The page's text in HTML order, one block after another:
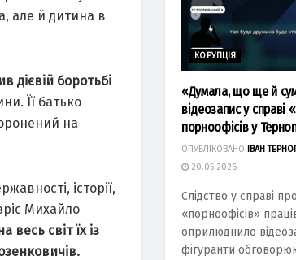
але й дитина в
дієвій боротьбі
Її батько
на
історії,
Михайло
весь світ їх із
КОРУПЦІЯ
«Думала, що ще й
відеозапис у справі
порноофісів у
ОПУБЛІКОВАНО
ІВАН
20.05.2026
Слідство у справі
«порноофісів»
оприлюднило
фігуранти